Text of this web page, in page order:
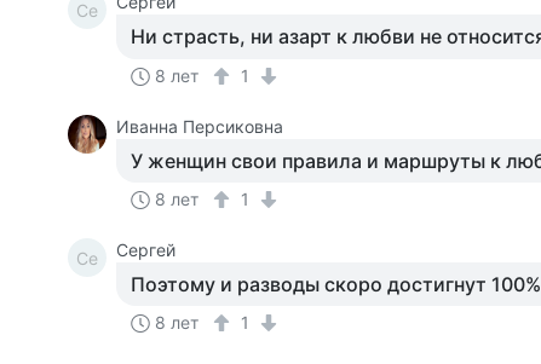
Се
Ни страсть, ни азарт к любви не
8 лет 1
Иванна Персиковна
У женщин свои правила и маршруты к
8 лет 1
Се Сергей
Поэтому и разводы скоро достигнут
8 лет 1